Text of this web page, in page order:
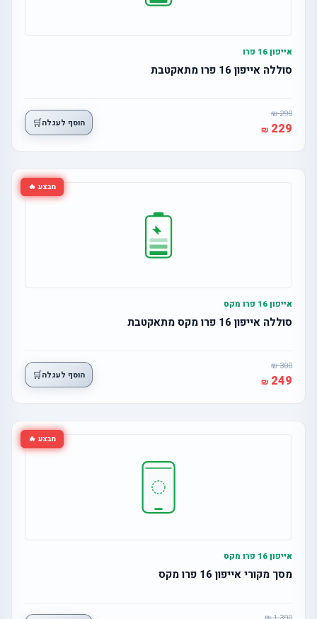
אייפון 16 פרו
סוללה אייפון 16 פרו מתאקטבת
290
229 הוסף לעגלה🛒
מבצע 🔥
אייפון 16 פרו מקס
סוללה אייפון 16 פרו מקס מתאקטבת
300
249 הוסף לעגלה🛒
מבצע 🔥
אייפון 16 פרו מקס
מסך מקורי אייפון 16 פרו מקס